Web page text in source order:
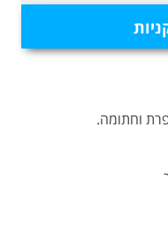
וחתומה.